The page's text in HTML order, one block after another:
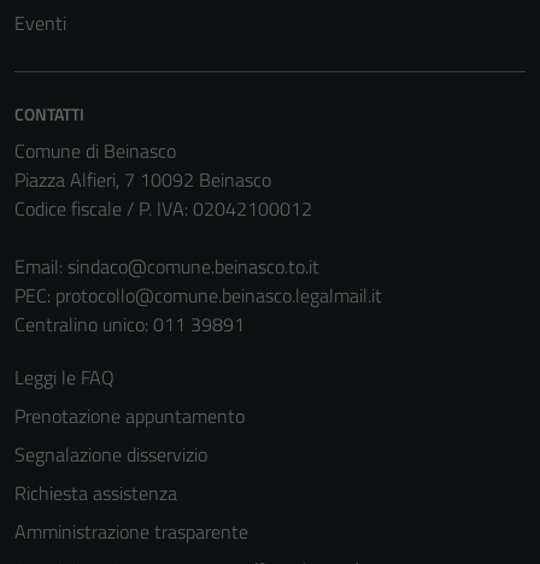
Eventi
CONTATTI
Comune di Beinasco
Piazza Alfieri, 7 10092 Beinasco
Codice fiscale / P. IVA: 02042100012
Email: sindaco@comune.beinasco.to.it
PEC: protocollo@comune.beinasco.legalmail.it
Centralino unico: 011 39891
Leggi le FAQ
Prenotazione appuntamento
Segnalazione disservizio
Richiesta assistenza
Amministrazione trasparente
informazioni